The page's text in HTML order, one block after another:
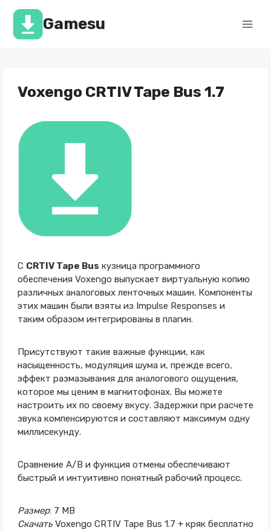
Перейти
содержимомуGamesu
Voxengo CRTIV Tape Bus 1.7
С CRTIV Tape Bus кузница программного
обеспечения Voxengo выпускает виртуальную копию
различных аналоговых ленточных машин. Компоненты
этих машин были взяты из Impulse Responses и
таким образом интегрированы в плагин.
Присутствуют такие важные функции, как
насыщенность, модуляция шума и, прежде всего,
эффект размазывания для аналогового ощущения,
которое мы ценим в магнитофонах. Вы можете
настроить их по своему вкусу. Задержки при расчете
звука компенсируются и составляют максимум одну
миллисекунду.
Сравнение A/B и функция отмены обеспечивают
быстрый и интуитивно понятный рабочий процесс.
Размер: 7 MB
Скачать Voxengo CRTIV Tape Bus 1.7 + кряк бесплатно